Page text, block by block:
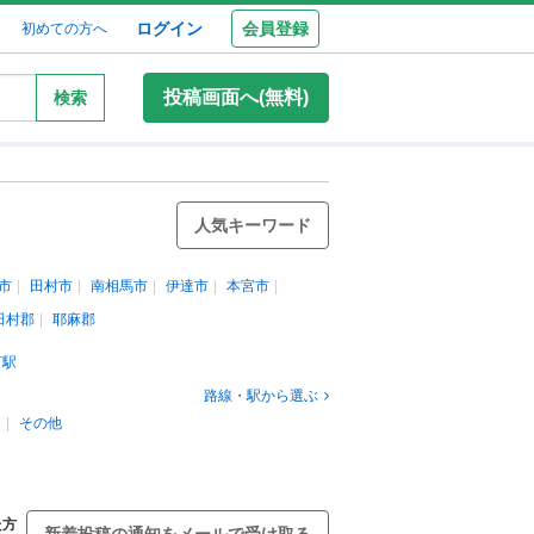
初めての方へ ログイン 会員登録
検索 投稿画面へ(無料)
人気キーワード
田村市 南相馬市 伊達市
本宮市
村郡
耶麻郡
路線・駅から選ぶ
その他